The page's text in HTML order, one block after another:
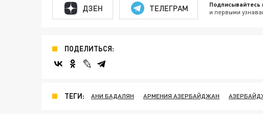
ДЗЕН ТЕЛЕГРАМ Подписывайтесь
и первыми
ПОДЕЛИТЬСЯ:
ТЕГИ: АНИ БАДАЛЯН АРМЕНИЯ АЗЕРБАЙДЖАН